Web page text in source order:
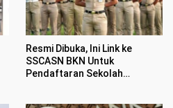
Resmi Dibuka, Ini Link ke
SSCASN BKN Untuk
Pendaftaran Sekolah